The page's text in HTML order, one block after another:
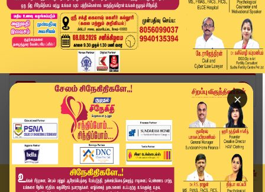
×
Home
வீடியோ ஸ்டோரி
ஆளுநர் தலைமையில் யோகா நிகழ்ச்சி | Kumudam News